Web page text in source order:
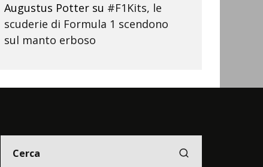
Augustus Potter su #F1Kits, le
scuderie di Formula 1 scendono
sul manto erboso